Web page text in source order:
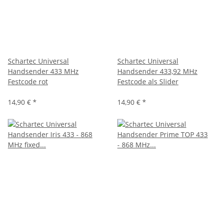
Schartec Universal
Handsender 433 MHz
Festcode rot
14,90 € *
Schartec Universal
Handsender 433,92 MHz
Festcode als Slider
14,90 € *